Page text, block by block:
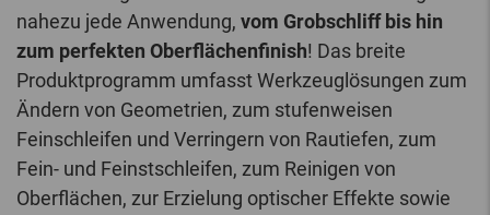
nahezu jede Anwendung, vom Grobschliff bis hin
zum perfekten Oberflächenfinish! Das breite
Produktprogramm umfasst Werkzeuglösungen zum
Ändern von Geometrien, zum stufenweisen
Feinschleifen und Verringern von Rautiefen, zum
Fein- und Feinstschleifen, zum Reinigen von
Oberflächen, zur Erzielung optischer Effekte sowie